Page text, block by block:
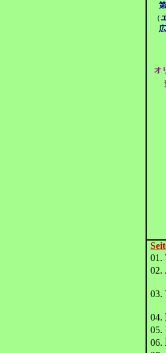
（
オ
01.
02.
一
03.
04.
05.
06.